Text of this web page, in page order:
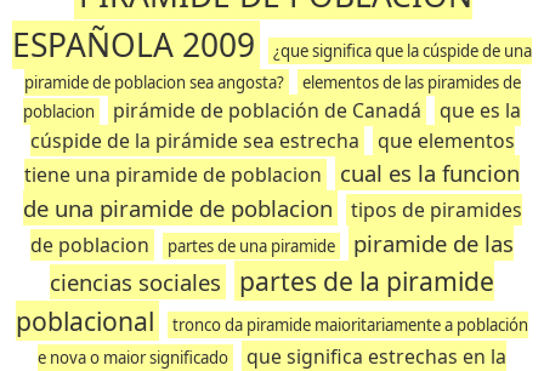
ESPAÑOLA 2009
¿que significa que la cúspide de una
piramide de poblacion sea angosta?
elementos de las piramides de
poblacion
pirámide de población de Canadá
que es la
cúspide de la pirámide sea estrecha
que elementos
tiene una piramide de poblacion
cual es la funcion
de una piramide de poblacion
tipos de piramides
de poblacion
partes de una piramide
piramide de las
ciencias sociales
partes de la piramide
poblacional
tronco da piramide maioritariamente a población
e nova o maior significado
que significa estrechas en la